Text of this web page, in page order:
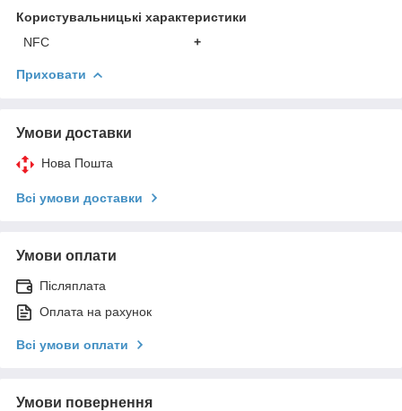
Користувальницькі характеристики
NFC
+
Приховати
Умови доставки
Нова Пошта
Всі умови доставки
Умови оплати
Післяплата
Оплата на рахунок
Всі умови оплати
Умови повернення